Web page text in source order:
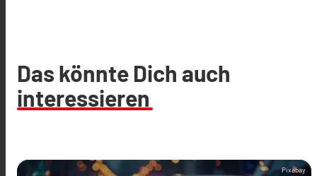
Das könnte Dich auch
interessieren
Pixabay